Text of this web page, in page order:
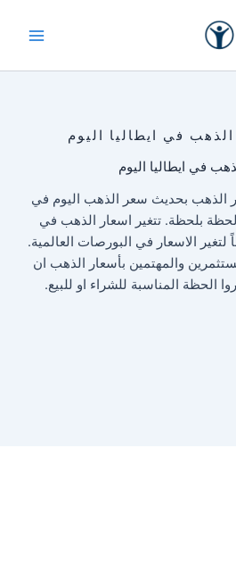
في ايطاليا اليوم
في ايطاليا اليوم
الذهب بحديث سعر الذهب اليوم في
بلحظة. تتغير اسعار الذهب في
الاسعار في البورصات العالمية.
والمهتمين بأسعار الذهب ان
الحظة المناسبة للشراء او للبيع.